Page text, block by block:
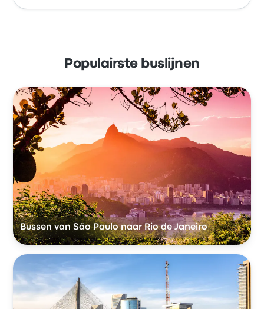
Populairste buslijnen
Bussen van São Paulo naar Rio de Janeiro